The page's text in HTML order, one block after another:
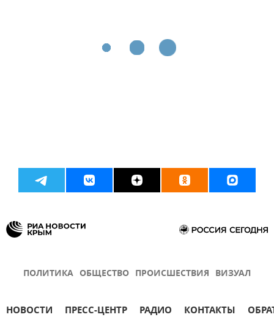
ПОЛИТИКА ОБЩЕСТВО ПРОИСШЕСТВИЯ ВИЗУАЛ
НОВОСТИ ПРЕСС-ЦЕНТР РАДИО КОНТАКТЫ